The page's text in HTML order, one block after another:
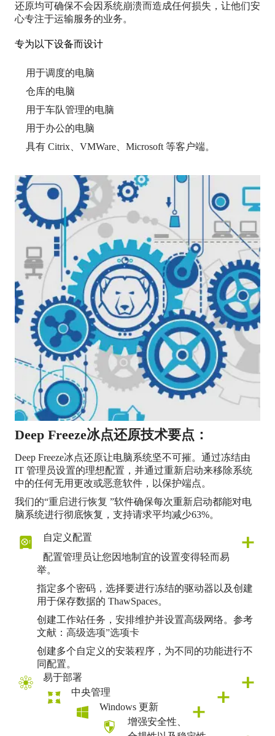
还原均可确保不会因系统崩溃而造成任何损失，让他们安
心专注于运输服务的业务。
专为以下设备而设计
用于调度的电脑
仓库的电脑
用于车队管理的电脑
用于办公的电脑
具有 Citrix、VMWare、Microsoft 等客户端。
Deep Freeze冰点还原技术要点：
Deep Freeze冰点还原让电脑系统坚不可摧。通过冻结由
IT 管理员设置的理想配置，并通过重新启动来移除系统
中的任何无用更改或恶意软件，以保护端点。
我们的“重启进行恢复 ”软件确保每次重新启动都能对电
脑系统进行彻底恢复，支持请求平均减少63%。
自定义配置
配置管理员让您因地制宜的设置变得轻而易
举。
指定多个密码，选择要进行冻结的驱动器以及创建
用于保存数据的 ThawSpaces。
创建工作站任务，安排维护并设置高级网络。参考
文献： 高级选项”选项卡
创建多个自定义的安装程序，为不同的功能进行不
同配置。
易于部署
中央管理
Windows 更新
增强安全性、